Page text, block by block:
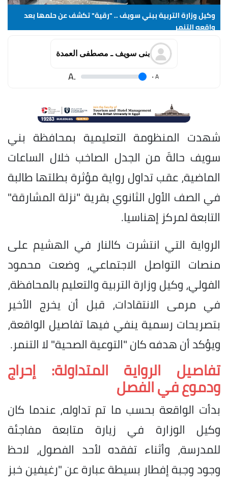
وكيل وزارة التربية ببني سويف .. "رقية" تكشف عن حلمها بعد
واقعه التنمر
بنى سويف ـ مصطفى العمدة
A
.
.A
شهدت المنظومة التعليمية بمحافظة بني
سويف حالةَ من الجدل الصاخب خلال الساعات
الماضية، عقب تداول رواية مؤثرة بطلتها طالبة
في الصف الأول الثانوي بقرية "نزلة المشارقة"
التابعة لمركز إهناسيا.
الرواية التي انتشرت كالنار في الهشيم على
منصات التواصل الاجتماعي، وضعت محمود
الفولي، وكيل وزارة التربية والتعليم بالمحافظة،
في مرمى الانتقادات، قبل أن يخرج الأخير
بتصريحات رسمية ينفي فيها تفاصيل الواقعة،
ويؤكد أن هدفه كان "التوعية الصحية" لا التنمر.
تفاصيل الرواية المتداولة: إحراج
ودموع في الفصل
​بدأت الواقعة بحسب ما تم تداوله، عندما كان
وكيل الوزارة في زيارة متابعة مفاجئة
للمدرسة، وأثناء تفقده لأحد الفصول، لاحظ
وجود وجبة إفطار بسيطة عبارة عن "رغيفين خبز